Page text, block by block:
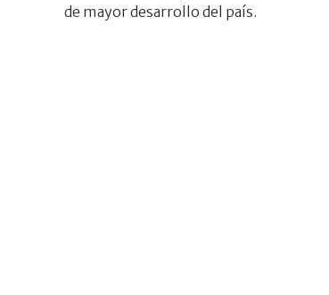
de mayor desarrollo del país.